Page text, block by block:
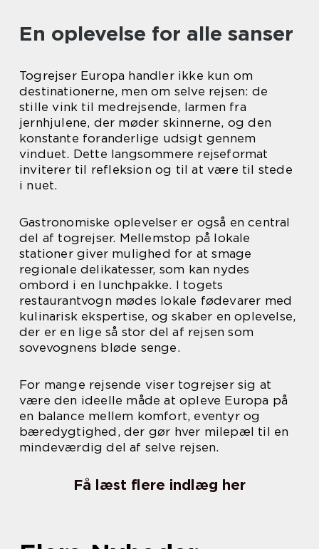
En oplevelse for alle sanser
Togrejser Europa handler ikke kun om
destinationerne, men om selve rejsen: de
stille vink til medrejsende, larmen fra
jernhjulene, der møder skinnerne, og den
konstante foranderlige udsigt gennem
vinduet. Dette langsommere rejseformat
inviterer til refleksion og til at være til stede
i nuet.
Gastronomiske oplevelser er også en central
del af togrejser. Mellemstop på lokale
stationer giver mulighed for at smage
regionale delikatesser, som kan nydes
ombord i en lunchpakke. I togets
restaurantvogn mødes lokale fødevarer med
kulinarisk ekspertise, og skaber en oplevelse,
der er en lige så stor del af rejsen som
sovevognens bløde senge.
For mange rejsende viser togrejser sig at
være den ideelle måde at opleve Europa på
en balance mellem komfort, eventyr og
bæredygtighed, der gør hver milepæl til en
mindeværdig del af selve rejsen.
Få læst flere indlæg her